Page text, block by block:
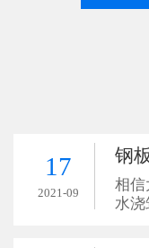
17
2021-09
钢
相信
水浇